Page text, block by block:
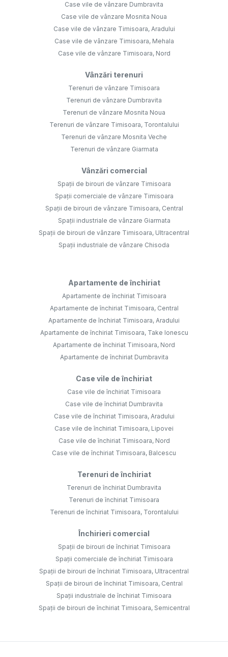
Case vile de vânzare Dumbravita
Case vile de vânzare Mosnita Noua
Case vile de vânzare Timisoara, Aradului
Case vile de vânzare Timisoara, Mehala
Case vile de vânzare Timisoara, Nord
Vânzări terenuri
Terenuri de vânzare Timisoara
Terenuri de vânzare Dumbravita
Terenuri de vânzare Mosnita Noua
Terenuri de vânzare Timisoara, Torontalului
Terenuri de vânzare Mosnita Veche
Terenuri de vânzare Giarmata
Vânzări comercial
Spații de birouri de vânzare Timisoara
Spații comerciale de vânzare Timisoara
Spații de birouri de vânzare Timisoara, Central
Spații industriale de vânzare Giarmata
Spații de birouri de vânzare Timisoara, Ultracentral
Spații industriale de vânzare Chisoda
Apartamente de închiriat
Apartamente de închiriat Timisoara
Apartamente de închiriat Timisoara, Central
Apartamente de închiriat Timisoara, Aradului
Apartamente de închiriat Timisoara, Take Ionescu
Apartamente de închiriat Timisoara, Nord
Apartamente de închiriat Dumbravita
Case vile de închiriat
Case vile de închiriat Timisoara
Case vile de închiriat Dumbravita
Case vile de închiriat Timisoara, Aradului
Case vile de închiriat Timisoara, Lipovei
Case vile de închiriat Timisoara, Nord
Case vile de închiriat Timisoara, Balcescu
Terenuri de închiriat
Terenuri de închiriat Dumbravita
Terenuri de închiriat Timisoara
Terenuri de închiriat Timisoara, Torontalului
Închirieri comercial
Spații de birouri de închiriat Timisoara
Spații comerciale de închiriat Timisoara
Spații de birouri de închiriat Timisoara, Ultracentral
Spații de birouri de închiriat Timisoara, Central
Spații industriale de închiriat Timisoara
Spații de birouri de închiriat Timisoara, Semicentral